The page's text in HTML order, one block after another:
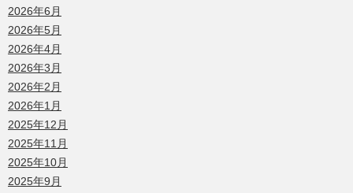
2026年6月
2026年5月
2026年4月
2026年3月
2026年2月
2026年1月
2025年12月
2025年11月
2025年10月
2025年9月